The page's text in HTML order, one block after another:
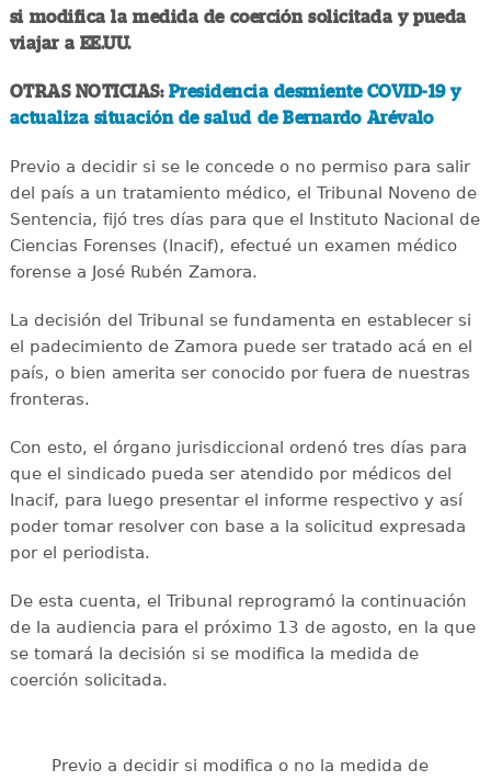
si modifica la medida de coerción solicitada y pueda
viajar a EE.UU.
OTRAS NOTICIAS: Presidencia desmiente COVID-19 y
actualiza situación de salud de Bernardo Arévalo
Previo a decidir si se le concede o no permiso para salir
del país a un tratamiento médico, el Tribunal Noveno de
Sentencia, fijó tres días para que el Instituto Nacional de
Ciencias Forenses (Inacif), efectué un examen médico
forense a José Rubén Zamora.
La decisión del Tribunal se fundamenta en establecer si
el padecimiento de Zamora puede ser tratado acá en el
país, o bien amerita ser conocido por fuera de nuestras
fronteras.
Con esto, el órgano jurisdiccional ordenó tres días para
que el sindicado pueda ser atendido por médicos del
Inacif, para luego presentar el informe respectivo y así
poder tomar resolver con base a la solicitud expresada
por el periodista.
De esta cuenta, el Tribunal reprogramó la continuación
de la audiencia para el próximo 13 de agosto, en la que
se tomará la decisión si se modifica la medida de
coerción solicitada.
Previo a decidir si modifica o no la medida de